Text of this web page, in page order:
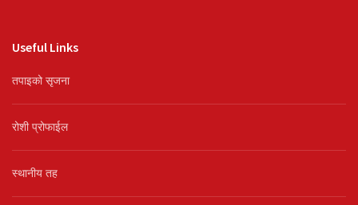
Useful Links
तपाइको सृजना
रोशी प्रोफाईल
स्थानीय तह